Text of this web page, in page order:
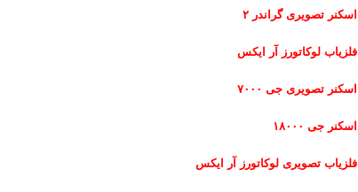
اسکنر تصویری گراندر ۲
فلزیاب لوکاتورز آر ایکس
اسکنر تصویری جی ۷۰۰۰
اسکنر جی ۱۸۰۰۰
فلزیاب تصویری لوکاتورز آر ایکس